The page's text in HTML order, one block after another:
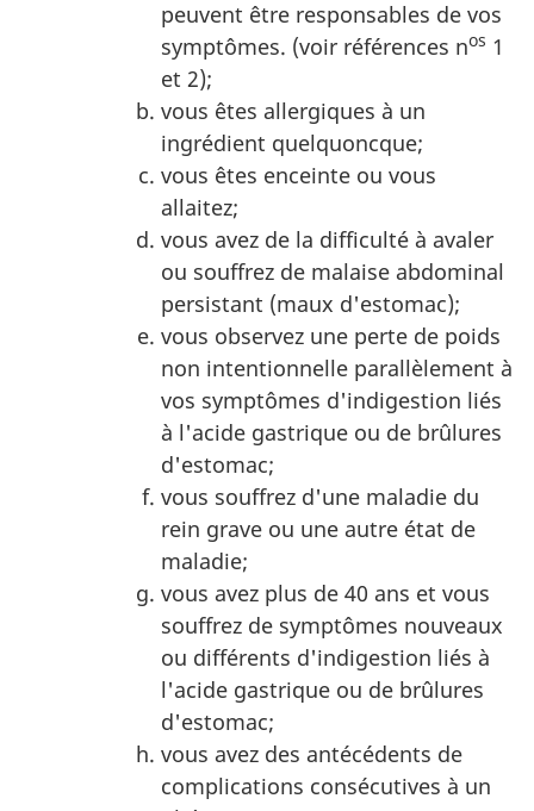
peuvent être responsables de vos
symptômes. (voir références nos 1
et 2);
vous êtes allergiques à un
ingrédient quelquoncque;
vous êtes enceinte ou vous
allaitez;
vous avez de la difficulté à avaler
ou souffrez de malaise abdominal
persistant (maux d'estomac);
vous observez une perte de poids
non intentionnelle parallèlement à
vos symptômes d'indigestion liés
à l'acide gastrique ou de brûlures
d'estomac;
vous souffrez d'une maladie du
rein grave ou une autre état de
maladie;
vous avez plus de 40 ans et vous
souffrez de symptômes nouveaux
ou différents d'indigestion liés à
l'acide gastrique ou de brûlures
d'estomac;
vous avez des antécédents de
complications consécutives à un